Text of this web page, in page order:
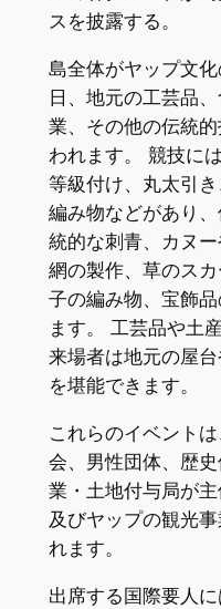
スを披露する。
島全体がヤップ文
日、地元の工芸品
業、その他の伝統
われます。 競技に
等級付け、丸太引き
編み物などがあり
統的な刺青、カヌ
網の製作、草のス
子の編み物、宝飾
ます。 工芸品や土
来場者は地元の屋
を堪能できます。
これらのイベント
会、男性団体、歴
業・土地付与局が
及びヤップの観光
れます。
出席する国際要人